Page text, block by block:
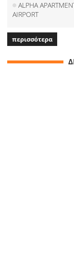
ALPHA
AIRPORT
περισσότερα